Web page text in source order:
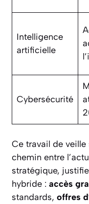
Intelligence
artificielle
Cybersécurité
Ce travail de
chemin entre
stratégique,
hybride : accès
standards, offres